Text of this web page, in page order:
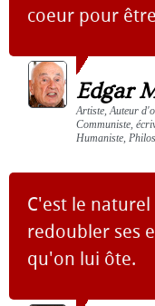
coeur pour
Edgar
Artiste, Auteur
Communiste,
Humaniste,
C'est le
redoubler ses
qu'on lui ôte.